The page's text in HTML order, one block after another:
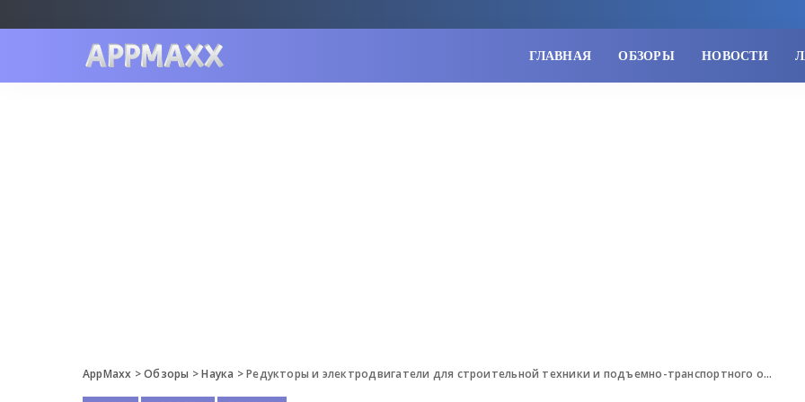
ГЛАВНАЯ ОБЗОРЫ НОВОСТИ
AppMaxx >Обзоры >Наука >Редукторы и электродвигатели для строительной техники и подъемно-транспортного оборудования